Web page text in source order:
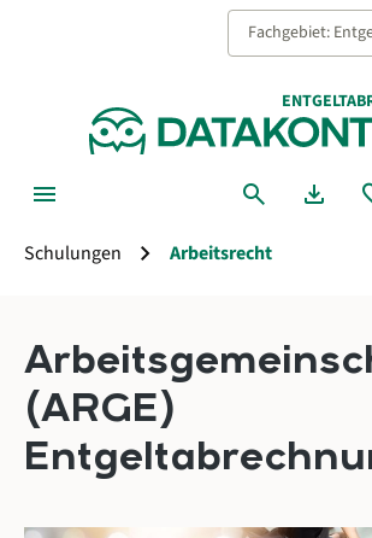
Fachgebiet:
menu search download
Schulungen chevron_right Arbeitsrecht
(ARGE)